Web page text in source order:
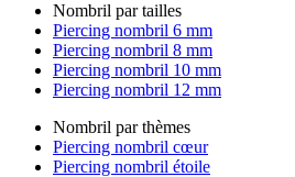
Nombril par tailles
Piercing nombril 6 mm
Piercing nombril 8 mm
Piercing nombril 10 mm
Piercing nombril 12 mm
Nombril par thèmes
Piercing nombril cœur
Piercing nombril étoile